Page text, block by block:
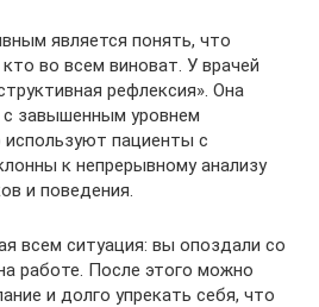
является понять, что
во всем виноват. У врачей
рефлексия». Она
завышенным уровнем
используют пациенты с
к непрерывному анализу
и поведения.
всем ситуация: вы опоздали со
работе. После этого можно
и долго упрекать себя, что